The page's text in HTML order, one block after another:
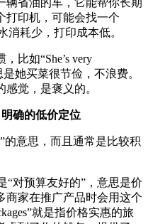
打印机，可能会找一个
消耗少，打印成本低。
比如“She’s very
是她买菜很节俭，不浪费。
觉，是褒义的。
确的低价定位
的意思，而且通常是比较积
“对预算友好的”，意思是价
商家在推广产品时会用这个
就是指价格实惠的旅